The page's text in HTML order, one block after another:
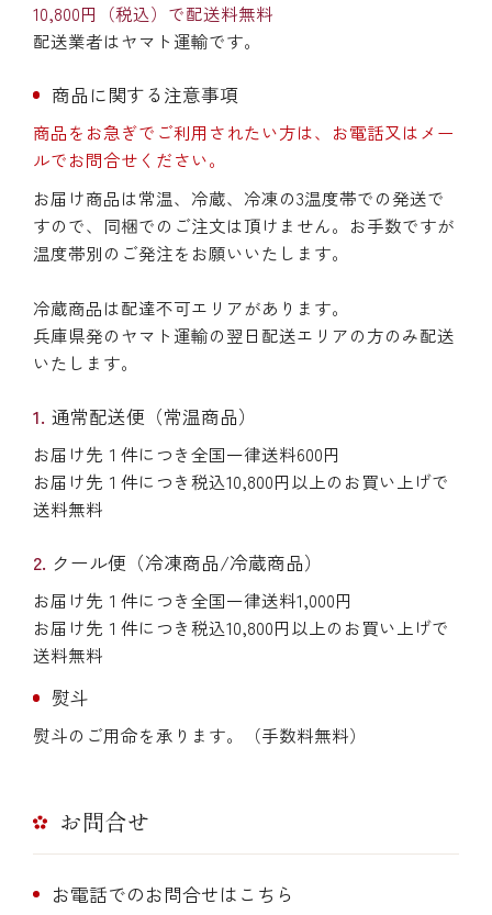
10,800円（税込）で配送料無料
配送業者はヤマト運輸です。
商品に関する注意事項
商品をお急ぎでご利用されたい方は、お電話又はメー
ルでお問合せください。
お届け商品は常温、冷蔵、冷凍の3温度帯での発送で
すので、同梱でのご注文は頂けません。お手数ですが
温度帯別のご発注をお願いいたします。
冷蔵商品は配達不可エリアがあります。
兵庫県発のヤマト運輸の翌日配送エリアの方のみ配送
いたします。
通常配送便（常温商品）
お届け先１件につき全国一律送料600円
お届け先１件につき税込10,800円以上のお買い上げで
送料無料
クール便（冷凍商品/冷蔵商品）
お届け先１件につき全国一律送料1,000円
お届け先１件につき税込10,800円以上のお買い上げで
送料無料
熨斗
熨斗のご用命を承ります。（手数料無料）
お問合せ
お電話でのお問合せはこちら